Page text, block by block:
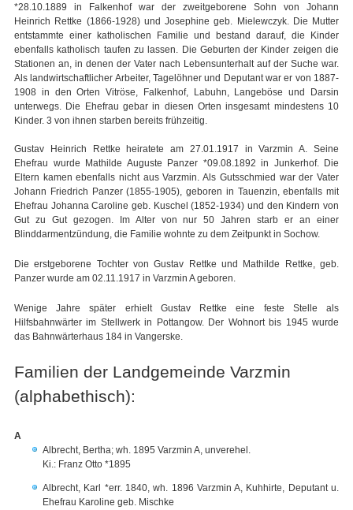
*28.10.1889 in Falkenhof war der zweitgeborene Sohn von Johann
Heinrich Rettke (1866-1928) und Josephine geb. Mielewczyk. Die Mutter
entstammte einer katholischen Familie und bestand darauf, die Kinder
ebenfalls katholisch taufen zu lassen. Die Geburten der Kinder zeigen die
Stationen an, in denen der Vater nach Lebensunterhalt auf der Suche war.
Als landwirtschaftlicher Arbeiter, Tagelöhner und Deputant war er von 1887-
1908 in den Orten Vitröse, Falkenhof, Labuhn, Langeböse und Darsin
unterwegs. Die Ehefrau gebar in diesen Orten insgesamt mindestens 10
Kinder. 3 von ihnen starben bereits frühzeitig.
Gustav Heinrich Rettke heiratete am 27.01.1917 in Varzmin A. Seine
Ehefrau wurde Mathilde Auguste Panzer *09.08.1892 in Junkerhof. Die
Eltern kamen ebenfalls nicht aus Varzmin. Als Gutsschmied war der Vater
Johann Friedrich Panzer (1855-1905), geboren in Tauenzin, ebenfalls mit
Ehefrau Johanna Caroline geb. Kuschel (1852-1934) und den Kindern von
Gut zu Gut gezogen. Im Alter von nur 50 Jahren starb er an einer
Blinddarmentzündung, die Familie wohnte zu dem Zeitpunkt in Sochow.
Die erstgeborene Tochter von Gustav Rettke und Mathilde Rettke, geb.
Panzer wurde am 02.11.1917 in Varzmin A geboren.
Wenige Jahre später erhielt Gustav Rettke eine feste Stelle als
Hilfsbahnwärter im Stellwerk in Pottangow. Der Wohnort bis 1945 wurde
das Bahnwärterhaus 184 in Vangerske.
Familien der Landgemeinde Varzmin
(alphabethisch):
A
Albrecht, Bertha; wh. 1895 Varzmin A, unverehel.
Ki.: Franz Otto *1895
Albrecht, Karl *err. 1840, wh. 1896 Varzmin A, Kuhhirte, Deputant u.
Ehefrau Karoline geb. Mischke